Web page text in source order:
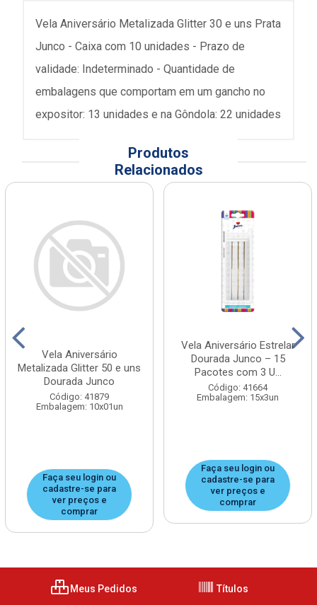
Vela Aniversário Metalizada Glitter 30 e uns Prata
Junco - Caixa com 10 unidades - Prazo de
validade: Indeterminado - Quantidade de
embalagens que comportam em um gancho no
expositor: 13 unidades e na Gôndola: 22 unidades
Produtos
Relacionados
Vela Aniversário
Metalizada Glitter 50 e uns
Dourada Junco
Código: 41879
Embalagem: 10x01un
Faça seu login ou
cadastre-se para
ver preços e
comprar
Vela Aniversário Estrelar
Dourada Junco – 15
Pacotes com 3 U...
Código: 41664
Embalagem: 15x3un
Faça seu login ou
cadastre-se para
ver preços e
comprar
Meus Pedidos Títulos